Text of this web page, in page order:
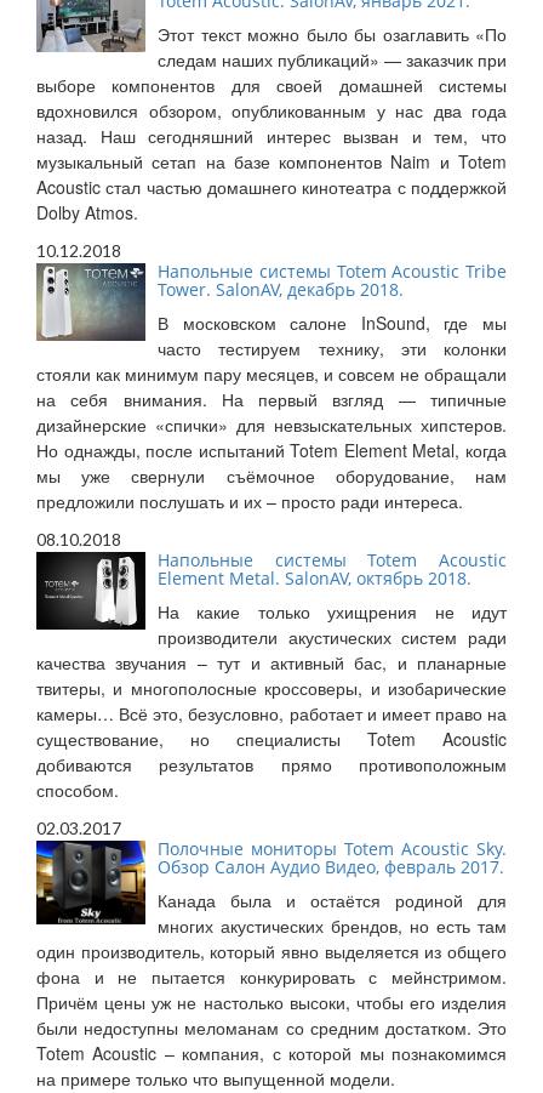
Этот текст можно было бы озаглавить «По
следам наших публикаций» — заказчик при
выборе компонентов для своей домашней системы
вдохновился обзором, опубликованным у нас два года
назад. Наш сегодняшний интерес вызван и тем, что
музыкальный сетап на базе компонентов Naim и Totem
Acoustic стал частью домашнего кинотеатра с поддержкой
Dolby Atmos.
10.12.2018
Напольные системы Totem Acoustic Tribe
Tower. SalonAV, декабрь 2018.
В московском салоне InSound, где мы
часто тестируем технику, эти колонки
стояли как минимум пару месяцев, и совсем не обращали
на себя внимания. На первый взгляд — типичные
дизайнерские «спички» для невзыскательных хипстеров.
Но однажды, после испытаний Totem Element Metal, когда
мы уже свернули съёмочное оборудование, нам
предложили послушать и их – просто ради интереса.
08.10.2018
Напольные системы Totem Acoustic
Element Metal. SalonAV, октябрь 2018.
На какие только ухищрения не идут
производители акустических систем ради
качества звучания – тут и активный бас, и планарные
твитеры, и многополосные кроссоверы, и изобарические
камеры… Всё это, безусловно, работает и имеет право на
существование, но специалисты Totem Acoustic
добиваются результатов прямо противоположным
способом.
02.03.2017
Полочные мониторы Totem Acoustic Sky.
Обзор Салон Аудио Видео, февраль 2017.
Канада была и остаётся родиной для
многих акустических брендов, но есть там
один производитель, который явно выделяется из общего
фона и не пытается конкурировать с мейнстримом.
Причём цены уж не настолько высоки, чтобы его изделия
были недоступны меломанам со средним достатком. Это
Totem Acoustic – компания, с которой мы познакомимся
на примере только что выпущенной модели.